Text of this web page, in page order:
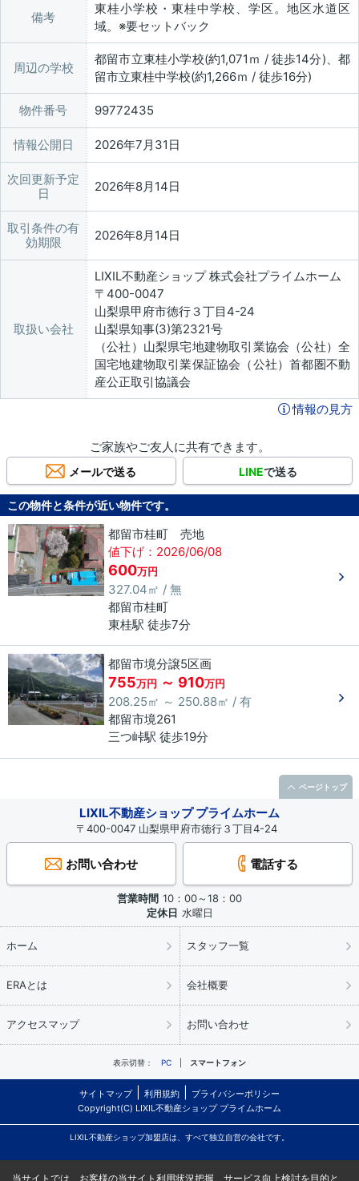
備考
東桂小学校・東桂中学校、学区。地区水道区
域。※要セットバック
周辺の学校
都留市立東桂小学校(約1,071ｍ / 徒歩14分)、都
留市立東桂中学校(約1,266ｍ / 徒歩16分)
物件番号 99772435
情報公開日 2026年7月31日
次回更新予定
日
2026年8月14日
取引条件の有
効期限
2026年8月14日
取扱い会社
LIXIL不動産ショップ 株式会社プライムホーム
〒400-0047
山梨県甲府市徳行３丁目4-24
山梨県知事(3)第2321号
（公社）山梨県宅地建物取引業協会（公社）全
国宅地建物取引業保証協会（公社）首都圏不動
産公正取引協議会
情報の見方
ご家族やご友人に共有できます。
メールで送る LINEで送る
この物件と条件が近い物件です。
都留市桂町 売地
値下げ：2026/06/08
600万円
327.04㎡ / 無
都留市桂町
東桂駅 徒歩7分
都留市境分譲5区画
755万円 ～ 910万円
208.25㎡ ～ 250.88㎡ / 有
都留市境261
三つ峠駅 徒歩19分
LIXIL不動産ショップ プライムホーム
〒400-0047 山梨県甲府市徳行３丁目4-24
お問い合わせ 電話する
営業時間 10：00～18：00
定休日 水曜日
ホーム スタッフ一覧
ERAとは 会社概要
アクセスマップ お問い合わせ
表示切替： PC スマートフォン
サイトマップ 利用規約
プライバシーポリシー
Copyright(C) LIXIL不動産ショップ プライムホーム
LIXIL不動産ショップ加盟店は、すべて独立自営の会社です。
ページトップ
当サイトでは、お客様の当サイト利用状況把握、サービス向上検討を目的と